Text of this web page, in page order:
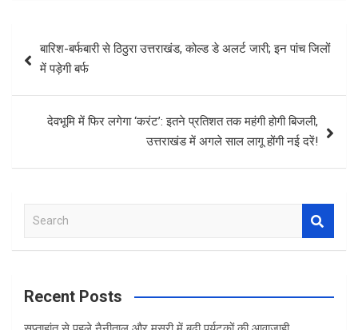
navigation
बारिश-बर्फबारी से ठिठुरा उत्तराखंड, कोल्‍ड डे अलर्ट जारी; इन पांच जिलों
में पड़ेगी बर्फ
देवभूमि में फिर लगेगा ‘करंट’: इतने प्रतिशत तक महंगी होगी बिजली,
उत्तराखंड में अगले साल लागू होंगी नई दरें!
a
c
Recent Posts